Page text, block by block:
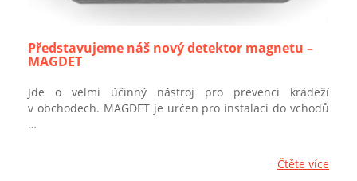
Představujeme náš nový detektor magnetu –
MAGDET
Jde o velmi účinný nástroj pro prevenci krádeží
v obchodech. MAGDET je určen pro instalaci do vchodů
…
Čtěte více